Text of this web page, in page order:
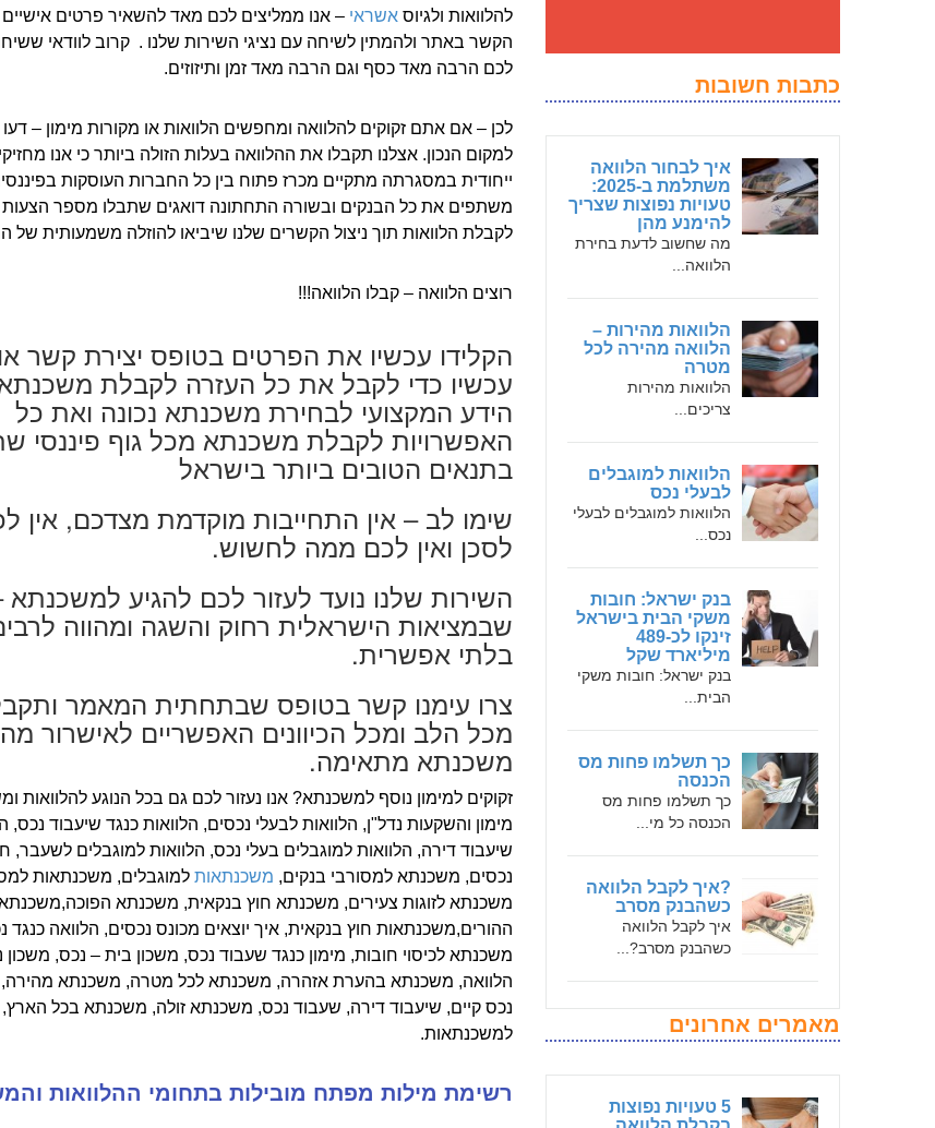
כתבות חשובות
איך לבחור הלוואה
משתלמת ב-2025:
טעויות נפוצות שצריך
להימנע מהן
מה שחשוב לדעת בחירת
הלוואה...
הלוואות מהירות –
הלוואה מהירה לכל
מטרה
הלוואות מהירות
צריכים...
הלוואות למוגבלים
לבעלי נכס
הלוואות למוגבלים לבעלי
נכס...
בנק ישראל: חובות
משקי הבית בישראל
זינקו לכ-489
מיליארד שקל
בנק ישראל: חובות משקי
הבית...
כך תשלמו פחות מס
הכנסה
כך תשלמו פחות מס
הכנסה כל מי...
?איך לקבל הלוואה
כשהבנק מסרב
איך לקבל הלוואה
כשהבנק מסרב?...
מאמרים אחרונים
5 טעויות נפוצות
להלוואות ולגיוס אשראי – אנו ממליצים לכם מאד להשאיר פרטים
הקשר באתר ולהמתין לשיחה עם נציגי השירות שלנו . קרוב לוודאי
לכם הרבה מאד כסף וגם הרבה מאד זמן ותיזוזים.
לכן – אם אתם זקוקים להלוואה ומחפשים הלוואות או מקורות מימון –
למקום הנכון. אצלנו תקבלו את ההלוואה בעלות הזולה ביותר כי אנו
ייחודית במסגרתה מתקיים מכרז פתוח בין כל החברות העוסקות
משתפים את כל הבנקים ובשורה התחתונה דואגים שתבלו מספר הצעות
לקבלת הלוואות תוך ניצול הקשרים שלנו שיביאו להוזלה משמעותית של
רוצים הלוואה – קבלו הלוואה!!!
הקלידו עכשיו את הפרטים בטופס יצירת קשר
עכשיו כדי לקבל את כל העזרה לקבלת
הידע המקצועי לבחירת משכנתא נכונה ואת כל
האפשרויות לקבלת משכנתא מכל גוף פיננסי
בתנאים הטובים ביותר בישראל
שימו לב – אין התחייבות מוקדמת מצדכם, אין
לסכן ואין לכם ממה לחשוש.
השירות שלנו נועד לעזור לכם להגיע
שבמציאות הישראלית רחוק והשגה ומהווה
בלתי אפשרית.
צרו עימנו קשר בטופס שבתחתית המאמר
מכל הלב ומכל הכיוונים האפשריים לאישרור
משכנתא מתאימה.
זקוקים למימון נוסף למשכנתא? אנו נעזור לכם גם בכל הנוגע להלוואות
מימון והשקעות נדל"ן, הלוואות לבעלי נכסים, הלוואות כנגד שיעבוד נכס,
שיעבוד דירה, הלוואות למוגבלים בעלי נכס, הלוואות למוגבלים לשעבר,
נכסים, משכנתא למסורבי בנקים, משכנתאות למוגבלים, משכנתאות
משכנתא לזוגות צעירים, משכנתא חוץ בנקאית, משכנתא
ההורים,משכנתאות חוץ בנקאית, איך יוצאים מכונס נכסים, הלוואה כנגד
משכנתא לכיסוי חובות, מימון כנגד שעבוד נכס, משכון בית – נכס,
הלוואה, משכנתא בהערת אזהרה, משכנתא לכל מטרה, משכנתא
נכס קיים, שיעבוד דירה, שעבוד נכס, משכנתא זולה, משכנתא בכל
למשכנתאות.
רשימת מילות מפתח מובילות בתחומי ההלוואות